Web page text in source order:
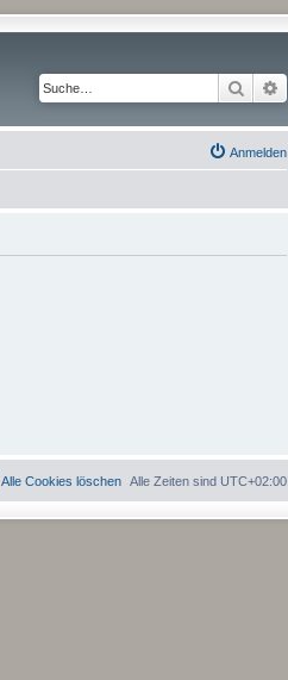
Suche
Anmelden
Alle Zeiten sind UTC+02:00
Alle Cookies löschen